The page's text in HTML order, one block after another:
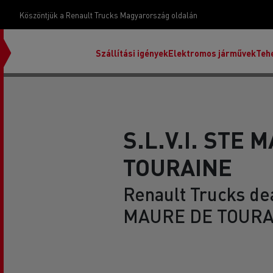
Köszöntjük a Renault Trucks Magyarország oldalán
Szállítási igényekElektromos járművek
S.L.V.I. STE
TOURAINE
Renault Trucks
MAURE DE